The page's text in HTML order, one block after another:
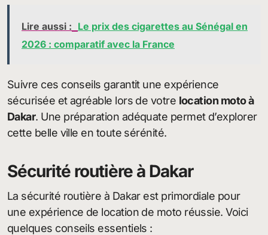
Lire aussi : Le prix des cigarettes au Sénégal en
2026 : comparatif avec la France
Suivre ces conseils garantit une expérience
sécurisée et agréable lors de votre location moto à
Dakar. Une préparation adéquate permet d’explorer
cette belle ville en toute sérénité.
Sécurité routière à Dakar
La sécurité routière à Dakar est primordiale pour
une expérience de location de moto réussie. Voici
quelques conseils essentiels :